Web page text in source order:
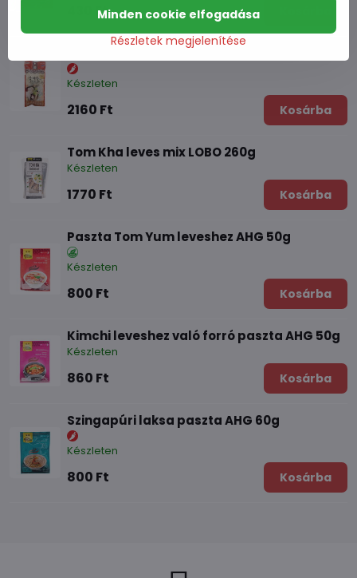
430 Ft
Koreai ginseng leves keverék 74g
Készleten
2160 Ft Kosárba
Tom Kha leves mix LOBO 260g
Készleten
1770 Ft Kosárba
Paszta Tom Yum leveshez AHG 50g
Készleten
800 Ft Kosárba
Kimchi leveshez való forró paszta AHG 50g
Készleten
860 Ft Kosárba
Szingapúri laksa paszta AHG 60g
Készleten
800 Ft Kosárba
Részletek megjelenítése
Minden cookie elfogadása